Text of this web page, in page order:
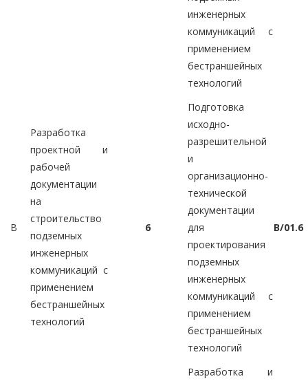
инженерных
коммуникаций с
применением
бестраншейных
технологий
B
Разработка
проектной и
рабочей
документации
на
строительство
подземных
инженерных
коммуникаций с
применением
бестраншейных
технологий
6
Подготовка
исходно-
разрешительной
и
организационно-
технической
документации
для
проектирования
подземных
инженерных
коммуникаций с
применением
бестраншейных
технологий
B/01.6
Разработка и